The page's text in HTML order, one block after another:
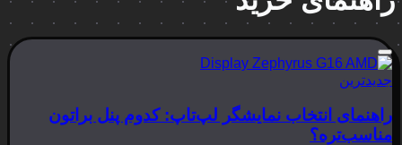
جدیدترین
راهنمای انتخاب نمایشگر لپ‌تاپ: کدوم پنل براتون
مناسب‌تره؟